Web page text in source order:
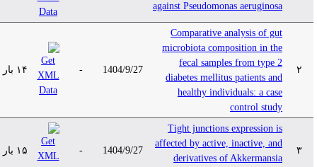
against Pseudomonas aeruginosa
Comparative analysis of gut
microbiota composition in the
fecal samples from type 2
diabetes mellitus patients and
healthy individuals: a case
control study
1404/9/27 ۱۴ بار
Tight junctions expression is
affected by active, inactive, and
derivatives of Akkermansia
1404/9/27 ۱۵ بار